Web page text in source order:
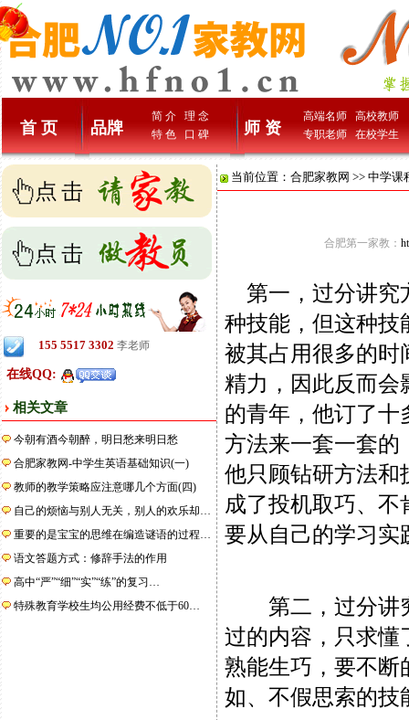
首 页 品牌
简 介
理 念
特 色
口 碑 师 资
高端名师
高校教师
专职老师
在校学生
155 5517 3302 李老师
在线QQ:
相关文章
今朝有酒今朝醉，明日愁来明日愁
合肥家教网-中学生英语基础知识(一)
教师的教学策略应注意哪几个方面(四)
自己的烦恼与别人无关，别人的欢乐却…
重要的是宝宝的思维在编造谜语的过程…
语文答题方式：修辞手法的作用
高中“严”“细”“实”“练”的复习…
特殊教育学校生均公用经费不低于60…
当前位置： 合肥家教网 >> 中学课
合肥第一家教：
第一，过分讲究
种技能，但这种技
被其占用很多的时
精力，因此反而会
的青年，他订了十
方法来一套一套的
他只顾钻研方法和
成了投机取巧、
要从自己的学习实
第二，过分讲究
过的内容，只求懂
熟能生巧，要不断
如、不假思索的技